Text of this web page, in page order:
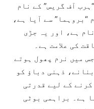
آف گریس” کے نام
“بروہما” سے آیا ہے،
ہے، اور یہ جڑی
کی علامت ہے۔
میں نرم پھول ہوتے
ذہنی دباؤ کو
کے لیے قدرتی
ہے۔ براہمی بوٹی